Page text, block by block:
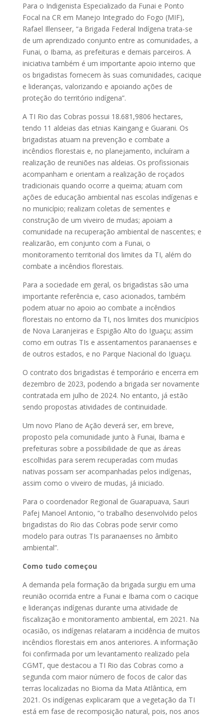
Para o Indigenista Especializado da Funai e Ponto
Focal na CR em Manejo Integrado do Fogo (MIF),
Rafael Illenseer, “a Brigada Federal Indígena trata-se
de um aprendizado conjunto entre as comunidades, a
Funai, o Ibama, as prefeituras e demais parceiros. A
iniciativa também é um importante apoio interno que
os brigadistas fornecem às suas comunidades, cacique
e lideranças, valorizando e apoiando ações de
proteção do território indígena”.
A TI Rio das Cobras possui 18.681,9806 hectares,
tendo 11 aldeias das etnias Kaingang e Guarani. Os
brigadistas atuam na prevenção e combate a
incêndios florestais e, no planejamento, incluíram a
realização de reuniões nas aldeias. Os profissionais
acompanham e orientam a realização de roçados
tradicionais quando ocorre a queima; atuam com
ações de educação ambiental nas escolas indígenas e
no município; realizam coletas de sementes e
construção de um viveiro de mudas; apoiam a
comunidade na recuperação ambiental de nascentes; e
realizarão, em conjunto com a Funai, o
monitoramento territorial dos limites da TI, além do
combate a incêndios florestais.
Para a sociedade em geral, os brigadistas são uma
importante referência e, caso acionados, também
podem atuar no apoio ao combate a incêndios
florestais no entorno da TI, nos limites dos municípios
de Nova Laranjeiras e Espigão Alto do Iguaçu; assim
como em outras TIs e assentamentos paranaenses e
de outros estados, e no Parque Nacional do Iguaçu.
O contrato dos brigadistas é temporário e encerra em
dezembro de 2023, podendo a brigada ser novamente
contratada em julho de 2024. No entanto, já estão
sendo propostas atividades de continuidade.
Um novo Plano de Ação deverá ser, em breve,
proposto pela comunidade junto à Funai, Ibama e
prefeituras sobre a possibilidade de que as áreas
escolhidas para serem recuperadas com mudas
nativas possam ser acompanhadas pelos indígenas,
assim como o viveiro de mudas, já iniciado.
Para o coordenador Regional de Guarapuava, Sauri
Pafej Manoel Antonio, “o trabalho desenvolvido pelos
brigadistas do Rio das Cobras pode servir como
modelo para outras TIs paranaenses no âmbito
ambiental”.
Como tudo começou
A demanda pela formação da brigada surgiu em uma
reunião ocorrida entre a Funai e Ibama com o cacique
e lideranças indígenas durante uma atividade de
fiscalização e monitoramento ambiental, em 2021. Na
ocasião, os indígenas relataram a incidência de muitos
incêndios florestais em anos anteriores. A informação
foi confirmada por um levantamento realizado pela
CGMT, que destacou a TI Rio das Cobras como a
segunda com maior número de focos de calor das
terras localizadas no Bioma da Mata Atlântica, em
2021. Os indígenas explicaram que a vegetação da TI
está em fase de recomposição natural, pois, nos anos